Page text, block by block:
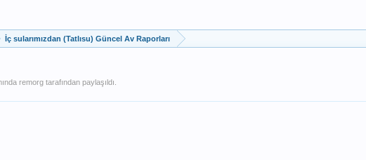
İç sularımızdan (Tatlısu) Güncel Av Raporları
remorg tarafından paylaşıldı.